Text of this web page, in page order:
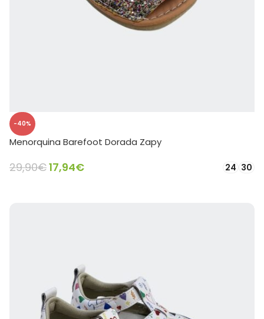
-40%
Menorquina Barefoot Dorada Zapy
29,90€17,94€ 24 30